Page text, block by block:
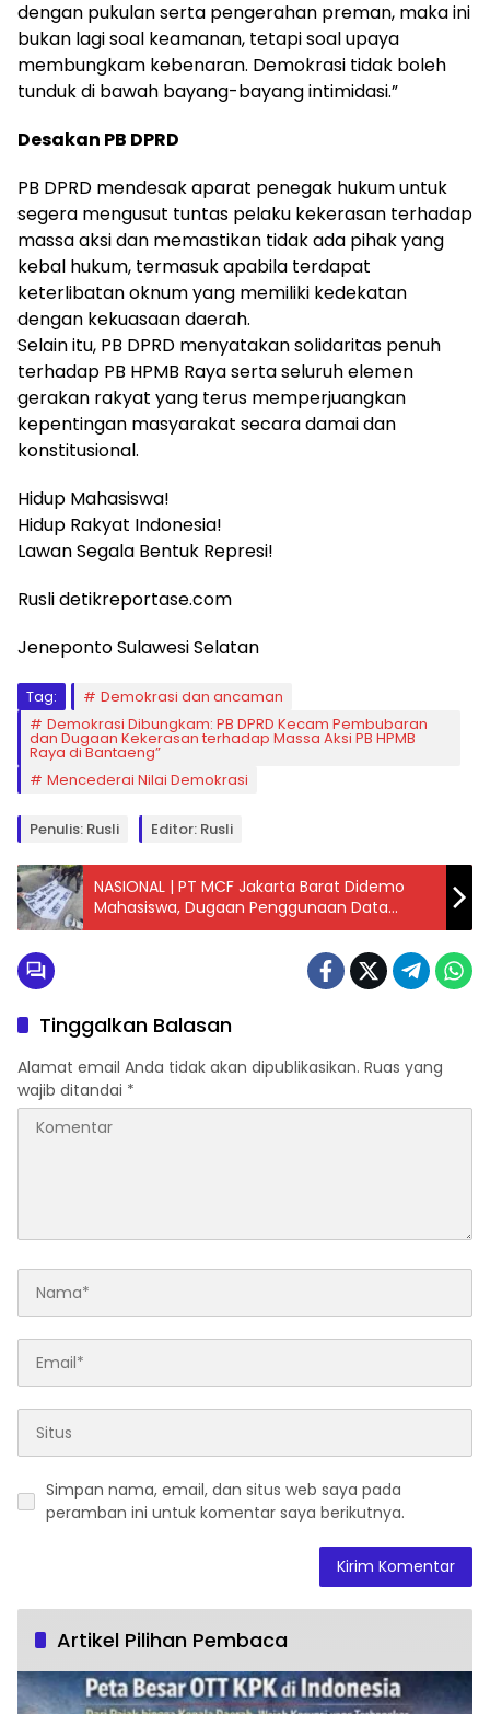
dengan pukulan serta pengerahan preman, maka ini
bukan lagi soal keamanan, tetapi soal upaya
membungkam kebenaran. Demokrasi tidak boleh
tunduk di bawah bayang-bayang intimidasi.”
Desakan PB DPRD
PB DPRD mendesak aparat penegak hukum untuk
segera mengusut tuntas pelaku kekerasan terhadap
massa aksi dan memastikan tidak ada pihak yang
kebal hukum, termasuk apabila terdapat
keterlibatan oknum yang memiliki kedekatan
dengan kekuasaan daerah.
Selain itu, PB DPRD menyatakan solidaritas penuh
terhadap PB HPMB Raya serta seluruh elemen
gerakan rakyat yang terus memperjuangkan
kepentingan masyarakat secara damai dan
konstitusional.
Hidup Mahasiswa!
Hidup Rakyat Indonesia!
Lawan Segala Bentuk Represi!
Rusli detikreportase.com
Jeneponto Sulawesi Selatan
Tag:
Demokrasi dan ancaman
Demokrasi Dibungkam: PB DPRD Kecam Pembubaran
dan Dugaan Kekerasan terhadap Massa Aksi PB HPMB
Raya di Bantaeng”
Mencederai Nilai Demokrasi
Penulis: Rusli Editor: Rusli
NASIONAL | PT MCF Jakarta Barat Didemo
Mahasiswa, Dugaan Penggunaan Data
Nasabah Jadi Sorotan, Apa yang
Tinggalkan Balasan
Alamat email Anda tidak akan dipublikasikan. Ruas yang
wajib ditandai *
Simpan nama, email, dan situs web saya pada
peramban ini untuk komentar saya berikutnya.
Artikel Pilihan Pembaca